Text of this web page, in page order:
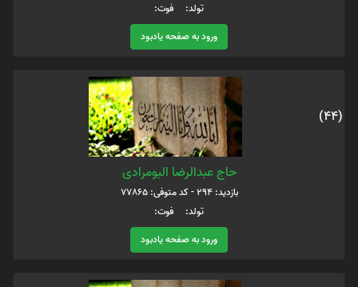
تولد: فوت:
ورود به صفحه یادبود
(44)
حاج عبدالرضا البومرادی
بازدید: 294 - کد متوفی: 77865
تولد: فوت:
ورود به صفحه یادبود